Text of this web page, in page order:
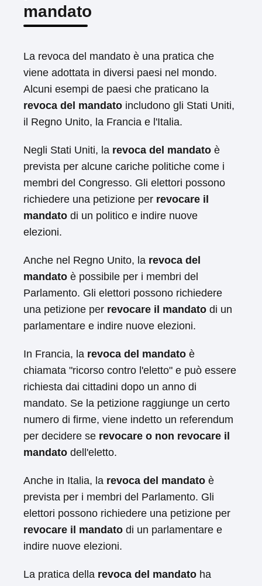
mandato
La revoca del mandato è una pratica che
viene adottata in diversi paesi nel mondo.
Alcuni esempi de paesi che praticano la
revoca del mandato includono gli Stati Uniti,
il Regno Unito, la Francia e l'Italia.
Negli Stati Uniti, la revoca del mandato è
prevista per alcune cariche politiche come i
membri del Congresso. Gli elettori possono
richiedere una petizione per revocare il
mandato di un politico e indire nuove
elezioni.
Anche nel Regno Unito, la revoca del
mandato è possibile per i membri del
Parlamento. Gli elettori possono richiedere
una petizione per revocare il mandato di un
parlamentare e indire nuove elezioni.
In Francia, la revoca del mandato è
chiamata "ricorso contro l'eletto" e può essere
richiesta dai cittadini dopo un anno di
mandato. Se la petizione raggiunge un certo
numero di firme, viene indetto un referendum
per decidere se revocare o non revocare il
mandato dell'eletto.
Anche in Italia, la revoca del mandato è
prevista per i membri del Parlamento. Gli
elettori possono richiedere una petizione per
revocare il mandato di un parlamentare e
indire nuove elezioni.
La pratica della revoca del mandato ha